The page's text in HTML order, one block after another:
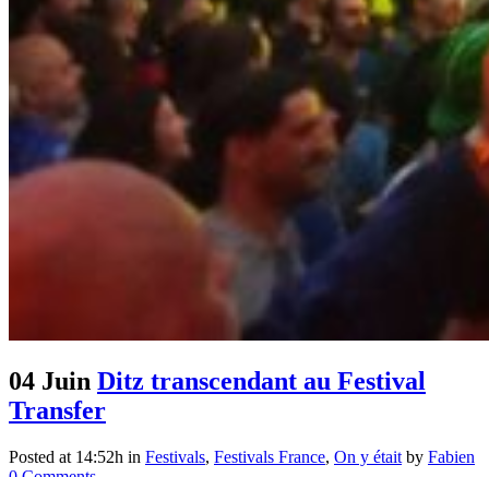
04 Juin Ditz transcendant au Festival
Transfer
Posted at 14:52h in Festivals, Festivals France, On y était by Fabien